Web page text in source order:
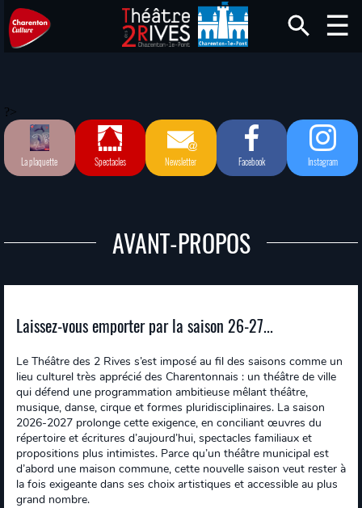
?>
La plaquette Spectacles Newsletter Facebook Instagram
AVANT-PROPOS
Laissez-vous emporter par la saison 26-27...
Le Théâtre des 2 Rives s’est imposé au fil des saisons comme un
lieu culturel très apprécié des Charentonnais : un théâtre de ville
qui défend une programmation ambitieuse mêlant théâtre,
musique, danse, cirque et formes pluridisciplinaires. La saison
2026‑2027 prolonge cette exigence, en conciliant œuvres du
répertoire et écritures d’aujourd’hui, spectacles familiaux et
propositions plus intimistes. Parce qu’un théâtre municipal est
d’abord une maison commune, cette nouvelle saison veut rester à
la fois exigeante dans ses choix artistiques et accessible au plus
grand nombre.